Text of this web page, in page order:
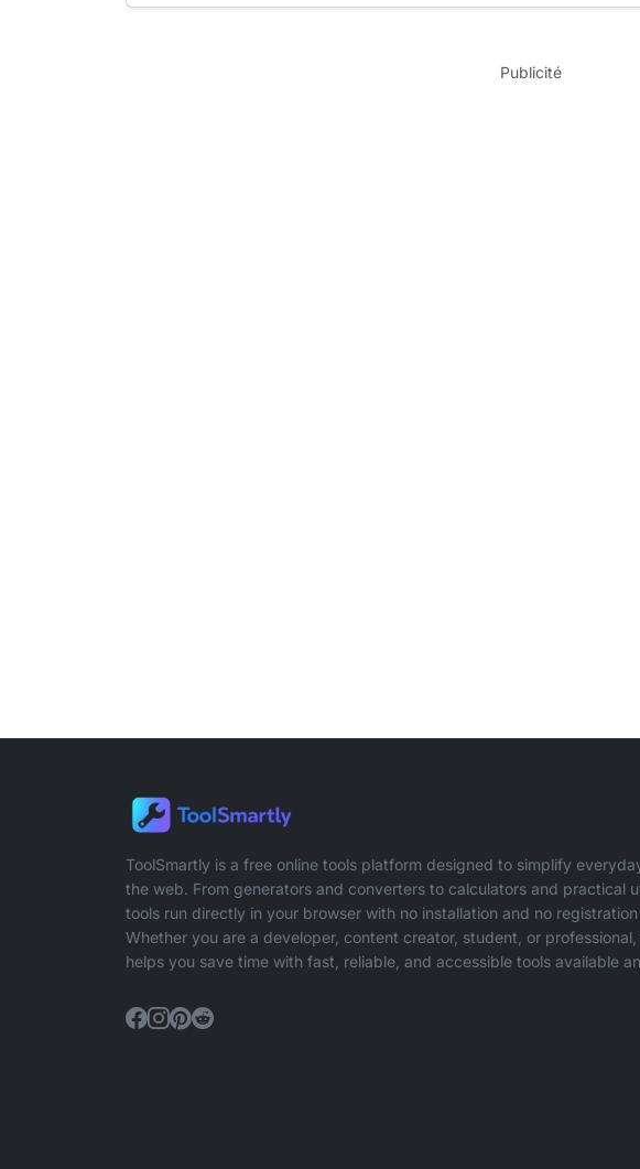
Publicité
ToolSmartly is a free online tools platform designed to simplify
the web. From generators and converters to calculators and practical
tools run directly in your browser with no installation and no
Whether you are a developer, content creator, student, or professional,
helps you save time with fast, reliable, and accessible tools available